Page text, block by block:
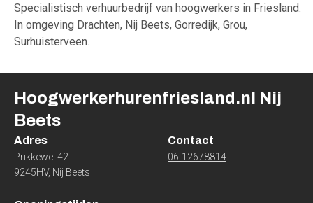
Specialistisch verhuurbedrijf van hoogwerkers in Friesland.
In omgeving Drachten, Nij Beets, Gorredijk, Grou,
Surhuisterveen.
Hoogwerkerhurenfriesland.nl Nij
Beets
Adres
Prikkewei 42
9245HV, Nij Beets
Contact
06-12678814